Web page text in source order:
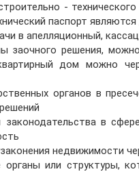
-
паспорт
в апелляционный,
заочного решения,
дом можно
органов в
законодательства в
недвижимости
органы или структуры,